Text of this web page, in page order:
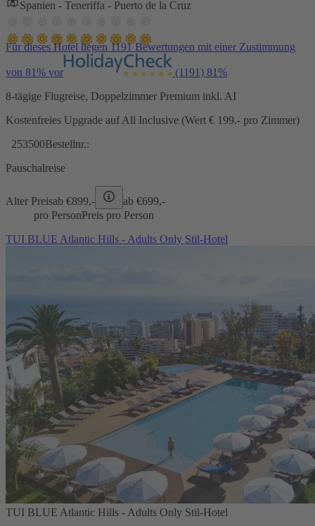
Spanien - Teneriffa - Puerto de la Cruz
Für dieses Hotel liegen 1191 Bewertungen mit einer Zustimmung
von 81% vor (1191) 81%
8-tägige Flugreise, Doppelzimmer Premium inkl. AI
Kostenfreies Upgrade auf All Inclusive (Wert € 199.- pro Zimmer)
253500Bestellnr.:
Pauschalreise
Alter Preisab €899,- ab €699,-
pro PersonPreis pro Person
TUI BLUE Atlantic Hills - Adults Only Stil-Hotel
TUI BLUE Atlantic Hills - Adults Only Stil-Hotel